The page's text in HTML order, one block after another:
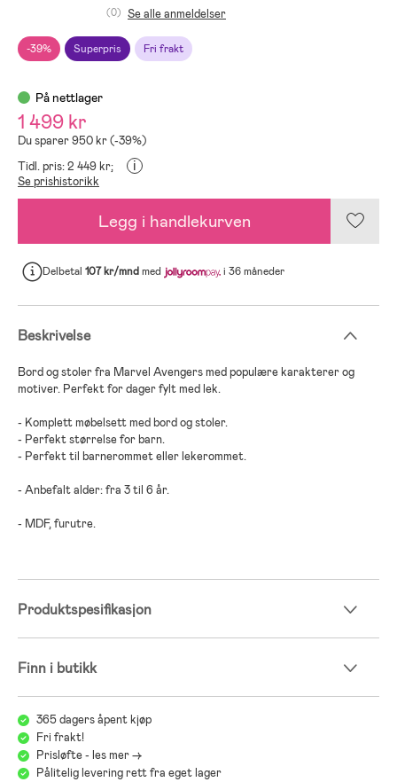
-39% Superpris Fri frakt
(0) Se alle anmeldelser
På nettlager
1 499 kr
Du sparer 950 kr (-39%)
Tidl. pris: 2 449 kr;
i
Se prishistorikk
Legg i handlekurven
Delbetal 107 kr/mndmed i 36 måneder
Beskrivelse
Bord og stoler fra Marvel Avengers med populære karakterer og
motiver. Perfekt for dager fylt med lek.
- Komplett møbelsett med bord og stoler.
- Perfekt størrelse for barn.
- Perfekt til barnerommet eller lekerommet.
- Anbefalt alder: fra 3 til 6 år.
- MDF, furutre.
Produktspesifikasjon
Finn i butikk
365 dagers åpent kjøp
Fri frakt!
Prisløfte - les mer ->
Pålitelig levering rett fra eget lager